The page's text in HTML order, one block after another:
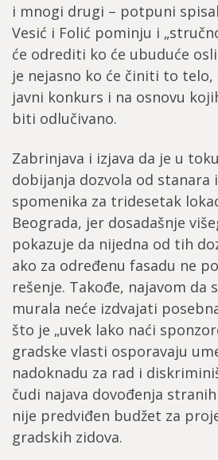
i mnogi drugi – potpuni
Vesić i Folić pominju i
će odrediti ko će ubuduće
je nejasno ko će činiti to
javni konkurs i na osnovu
biti odlučivano.
Zabrinjava i izjava da je u
dobijanja dozvola od stanara
spomenika za tridesetak
Beograda, jer dosadašnje
pokazuje da nijedna od tih
ako za određenu fasadu ne
rešenje. Takođe, najavom da
murala neće izdvajati
što je „uvek lako naći
gradske vlasti osporavaju
nadoknadu za rad i
čudi najava dovođenja
nije predviđen budžet za
gradskih zidova.